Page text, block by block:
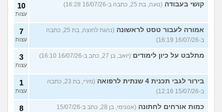
קושי בעבודה (נועה, בת 25, כתבה ב-16/07/26 16:28) 10
עצות
אמורה לעבור טסט לראשונה
(נהגת לחוצה, בת 25, כתבה
ב-16/07/26 16:19)
7
עצות
מתלבט על כיון לימודים (יואב, בן 27, כתב ב-16/07/26 16:10) 3
עצות
בירור לגבי תכנית 4 שנתית לרפואה
(מירי, בת 23, כתבה
ב-15/07/26 12:16)
1
עצות
כמות אורחים לחתונה
(אנונימי, בן 28, כתב ב-15/07/26
8